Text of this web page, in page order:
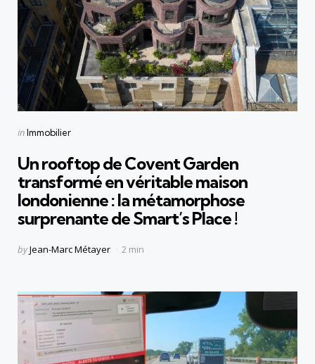
Categories
Posted
inImmobilier
Un rooftop de Covent Garden
transformé en véritable maison
londonienne : la métamorphose
surprenante de Smart’s Place !
Posted
byJean-Marc Métayer 2 min